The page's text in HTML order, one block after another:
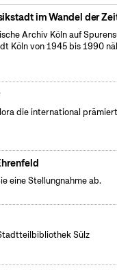
im Wandel der
Archiv Köln auf
Köln von 1945 bis 1990
die international
eine Stellungnahme ab.
Sülz